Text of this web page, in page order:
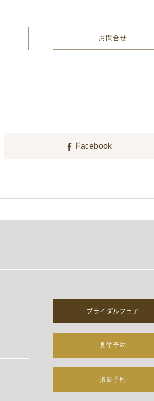
お問合せ
Facebook
ブライダルフェア
見学予約
撮影予約